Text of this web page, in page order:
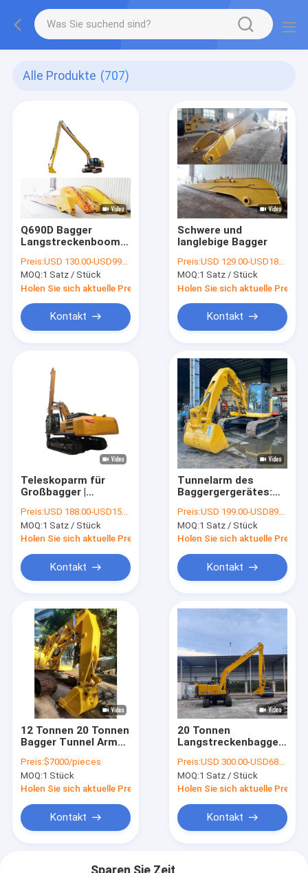
Alle Produkte (707)
Q690D Bagger
Langstreckenboom
zum Abladen von
Sand
Preis:USD 130.00-USD9990.00
MOQ:1 Satz / Stück
Holen Sie sich aktuelle Preis
Kontakt
Schwere und
langlebige Bagger
Preis:USD 129.00-USD1892.00
MOQ:1 Satz / Stück
Holen Sie sich aktuelle Preis
Kontakt
Teleskoparm für
Großbagger |
Greifer-Anbaugeräte
Preis:USD 188.00-USD15999.00
MOQ:1 Satz / Stück
Holen Sie sich aktuelle Preis
Kontakt
Tunnelarm des
Baggergergerätes:
Effizienz in engen
unterirdischen
Räumen
Preis:USD 199.00-USD8999.00
MOQ:1 Satz / Stück
Holen Sie sich aktuelle Preis
Kontakt
12 Tonnen 20 Tonnen
Bagger Tunnel Arm
Arm
Preis:$7000/pieces
MOQ:1 Stück
Holen Sie sich aktuelle Preis
Kontakt
20 Tonnen
Langstreckenbagger
von Sandboden
Preis:USD 300.00-USD6890.00
MOQ:1 Satz / Stück
Holen Sie sich aktuelle Preis
Kontakt
Sparen Sie Zeit